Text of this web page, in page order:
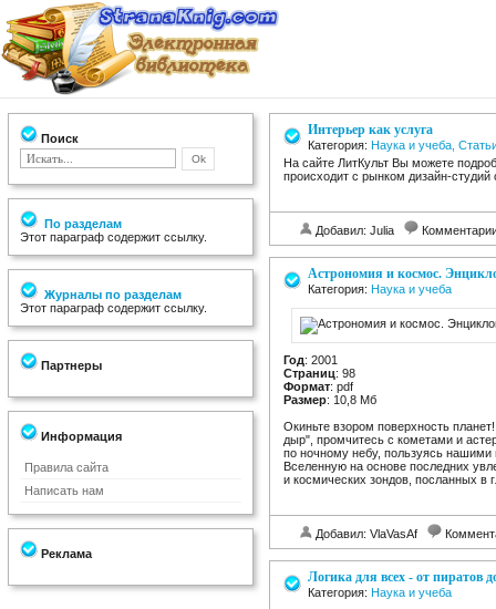
Поиск
По разделам
Этот параграф содержит ссылку.
Журналы по разделам
Этот параграф содержит ссылку.
Партнеры
Информация
Правила сайта
Написать нам
Реклама
Интерьер как услуга
Категория: Наука и учеба,
На сайте ЛитКульт Вы можете
происходит с рынком дизайн-студий
Добавил: Julia
Астрономия и космос.
Категория: Наука и учеба
Год: 2001
Страниц: 98
Формат: pdf
Размер: 10,8 Мб
Окиньте взором поверхность
дыр", промчитесь с кометами и
по ночному небу, пользуясь
Вселенную на основе последних
и космических зондов, посланных в
Добавил: VlaVasAf
Логика для всех - от пиратов
Категория: Наука и учеба